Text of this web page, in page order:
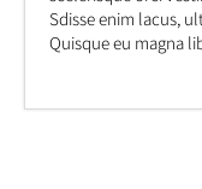
Sdisse enim lacus,
Quisque eu magna